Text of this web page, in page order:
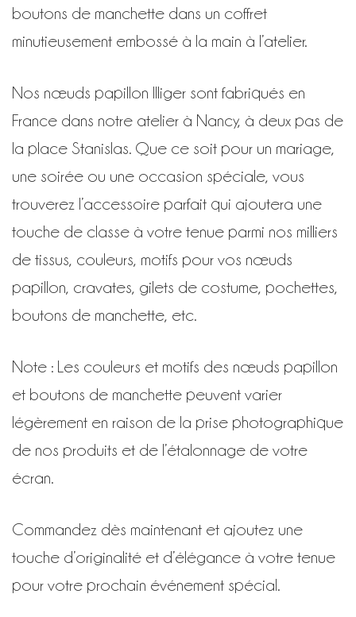
boutons de manchette dans un coffret
minutieusement embossé à la main à l’atelier.
Nos nœuds papillon Illiger sont fabriqués en
France dans notre atelier à Nancy, à deux pas de
la place Stanislas. Que ce soit pour un mariage,
une soirée ou une occasion spéciale, vous
trouverez l’accessoire parfait qui ajoutera une
touche de classe à votre tenue parmi nos milliers
de tissus, couleurs, motifs pour vos nœuds
papillon, cravates, gilets de costume, pochettes,
boutons de manchette, etc.
Note : Les couleurs et motifs des nœuds papillon
et boutons de manchette peuvent varier
légèrement en raison de la prise photographique
de nos produits et de l’étalonnage de votre
écran.
Commandez dès maintenant et ajoutez une
touche d’originalité et d’élégance à votre tenue
pour votre prochain événement spécial.